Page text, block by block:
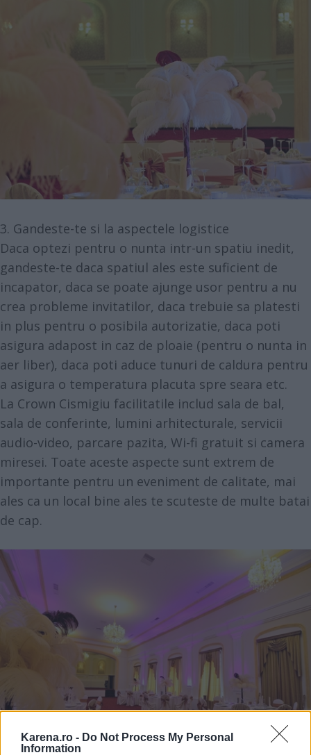
Karena.ro - Do Not Process My Personal
Information
3. Gandeste-te si la aspectele logistice
Daca optezi pentru o nunta intr-un spatiu inedit,
gandeste-te daca spatiul ales este suficient de
incapator, daca se poate ajunge usor pentru a nu
crea probleme invitatilor, daca trebuie sa platesti
in plus pentru o posibila autorizatie, daca poti
asigura adapost in caz de ploaie (pentru o nunta in
aer liber), daca poti aduce tunuri de caldura pentru
a asigura o temperatura placuta spre seara etc.
La Crown Cismigiu facilitatile includ sala de bal,
sala de conferinte, lumini arhitecturale, servicii
audio-video, parcare pazita, Wi-fi gratuit si camera
miresei. Toate aceste aspecte sunt extrem de
importante pentru un eveniment de calitate, mai
ales ca un local bine ales te scuteste de multe batai
de cap.